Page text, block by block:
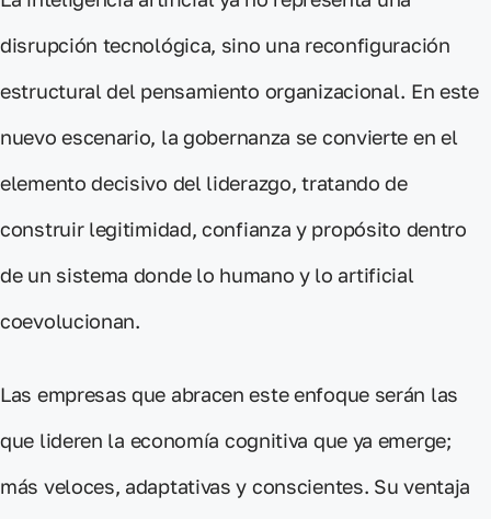
disrupción tecnológica, sino una reconfiguración
estructural del pensamiento organizacional. En este
nuevo escenario, la gobernanza se convierte en el
elemento decisivo del liderazgo, tratando de
construir legitimidad, confianza y propósito dentro
de un sistema donde lo humano y lo artificial
coevolucionan.
Las empresas que abracen este enfoque serán las
que lideren la economía cognitiva que ya emerge;
más veloces, adaptativas y conscientes. Su ventaja